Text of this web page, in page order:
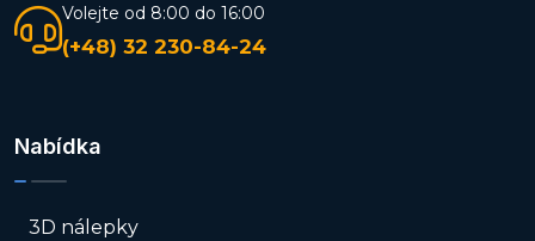
Volejte od 8:00 do 16:00
(+48) 32 230-84-24
Nabídka
3D nálepky